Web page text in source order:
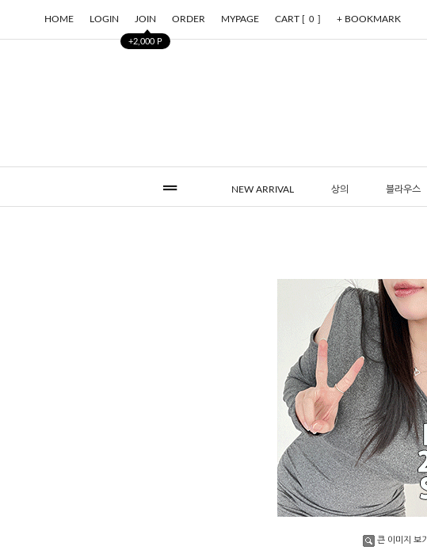
HOME LOGIN JOIN
+2,000 P
ORDER MYPAGE CART [ 0 ] + BOOKMARK
NEW ARRIVAL 상의 블라우스
큰 이미지 보기